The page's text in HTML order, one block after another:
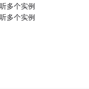
多个实例
多个实例